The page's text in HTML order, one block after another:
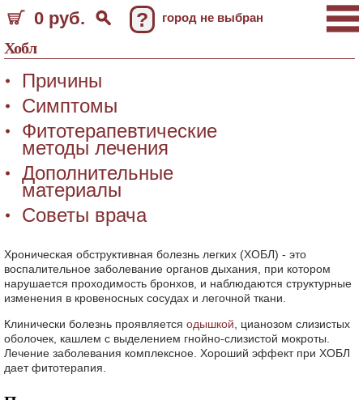
0 руб. ? город не выбран
Хобл
Причины
Симптомы
Фитотерапевтические
методы лечения
Дополнительные
материалы
Советы врача
Хроническая обструктивная болезнь легких (ХОБЛ) - это
воспалительное заболевание органов дыхания, при котором
нарушается проходимость бронхов, и наблюдаются структурные
изменения в кровеносных сосудах и легочной ткани.
Клинически болезнь проявляется одышкой , цианозом слизистых
оболочек, кашлем с выделением гнойно-слизистой мокроты.
Лечение заболевания комплексное. Хороший эффект при ХОБЛ
дает фитотерапия.